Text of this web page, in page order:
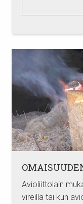
Avioliittolain
vireillä tai kun